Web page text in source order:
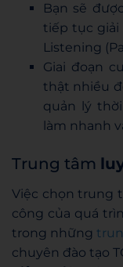
Bạn sẽ
tiếp tục giải
Listening
Giai đoạn
thật nhiều
quản lý
làm nhanh
Trung tâm
Việc chọn trung
công của quá
trong những
chuyên đào tạo